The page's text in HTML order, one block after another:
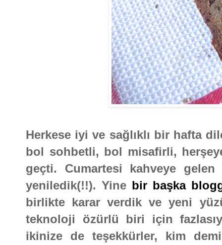
Herkese iyi ve sağlıklı bir hafta
bol sohbetli, bol misafirli,
geçti. Cumartesi kahveye
yeniledik(!!). Yine bir başka
birlikte karar verdik ve yeni
teknoloji özürlü biri için
ikinize de teşekkürler, kim